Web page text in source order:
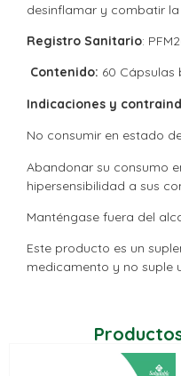
desinflamar y combatir la
Registro Sanitario:
Contenido: 60 Cápsulas
Indicaciones y
No consumir en estado
Abandonar su consumo
hipersensibilidad a sus
Manténgase fuera del
Este producto es un
medicamento y no suple